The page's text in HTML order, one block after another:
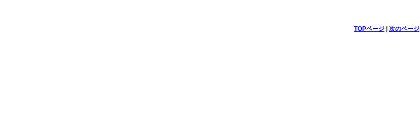
TOPページ| 次のページ